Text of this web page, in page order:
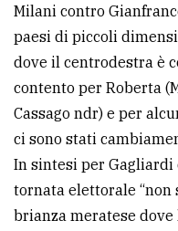
Milani contro
paesi di piccoli
dove il centrodestra è
contento per Roberta
Cassago ndr) e per
ci sono stati
In sintesi per
tornata elettorale “non
brianza meratese